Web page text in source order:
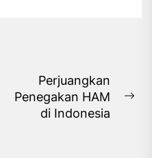
Perjuangkan
Penegakan HAM
di Indonesia